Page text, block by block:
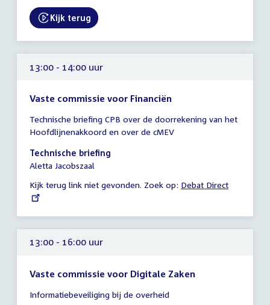
uur
External link:
Kijk terug
13:00 - 14:00 uur
Vaste commissie voor Financiën
vergadering
13:00
-
14:00
Technische briefing CPB over de doorrekening van het
Hoofdlijnenakkoord en over de cMEV
Technische briefing
Aletta Jacobszaal
Kijk terug link niet gevonden. Zoek op: External
Debat Direct
13:00 - 16:00 uur
Vaste commissie voor Digitale Zaken
vergadering
Informatiebeveiliging bij de overheid